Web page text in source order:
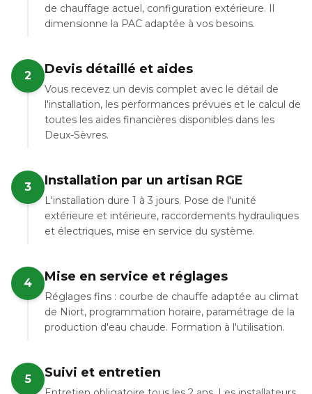
de chauffage actuel, configuration extérieure. Il
dimensionne la PAC adaptée à vos besoins.
2 Devis détaillé et aides
Vous recevez un devis complet avec le détail de
l'installation, les performances prévues et le calcul de
toutes les aides financières disponibles dans les
Deux-Sèvres.
3 Installation par un artisan RGE
L'installation dure 1 à 3 jours. Pose de l'unité
extérieure et intérieure, raccordements hydrauliques
et électriques, mise en service du système.
4 Mise en service et réglages
Réglages fins : courbe de chauffe adaptée au climat
de Niort, programmation horaire, paramétrage de la
production d'eau chaude. Formation à l'utilisation.
5 Suivi et entretien